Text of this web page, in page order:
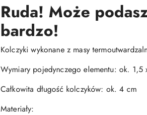
Ruda! Może
bardzo!
Kolczyki wykonane z masy
Wymiary pojedynczego elementu: ok. 1,5
Całkowita długość kolczyków: ok. 4 cm
Materiały: